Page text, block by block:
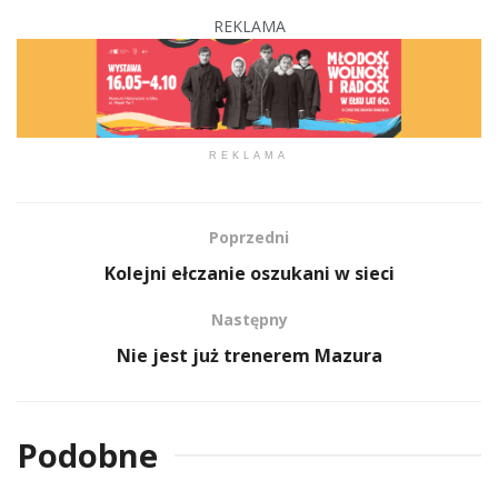
REKLAMA
REKLAMA
Poprzedni
Kolejni ełczanie oszukani w sieci
Następny
Nie jest już trenerem Mazura
Podobne